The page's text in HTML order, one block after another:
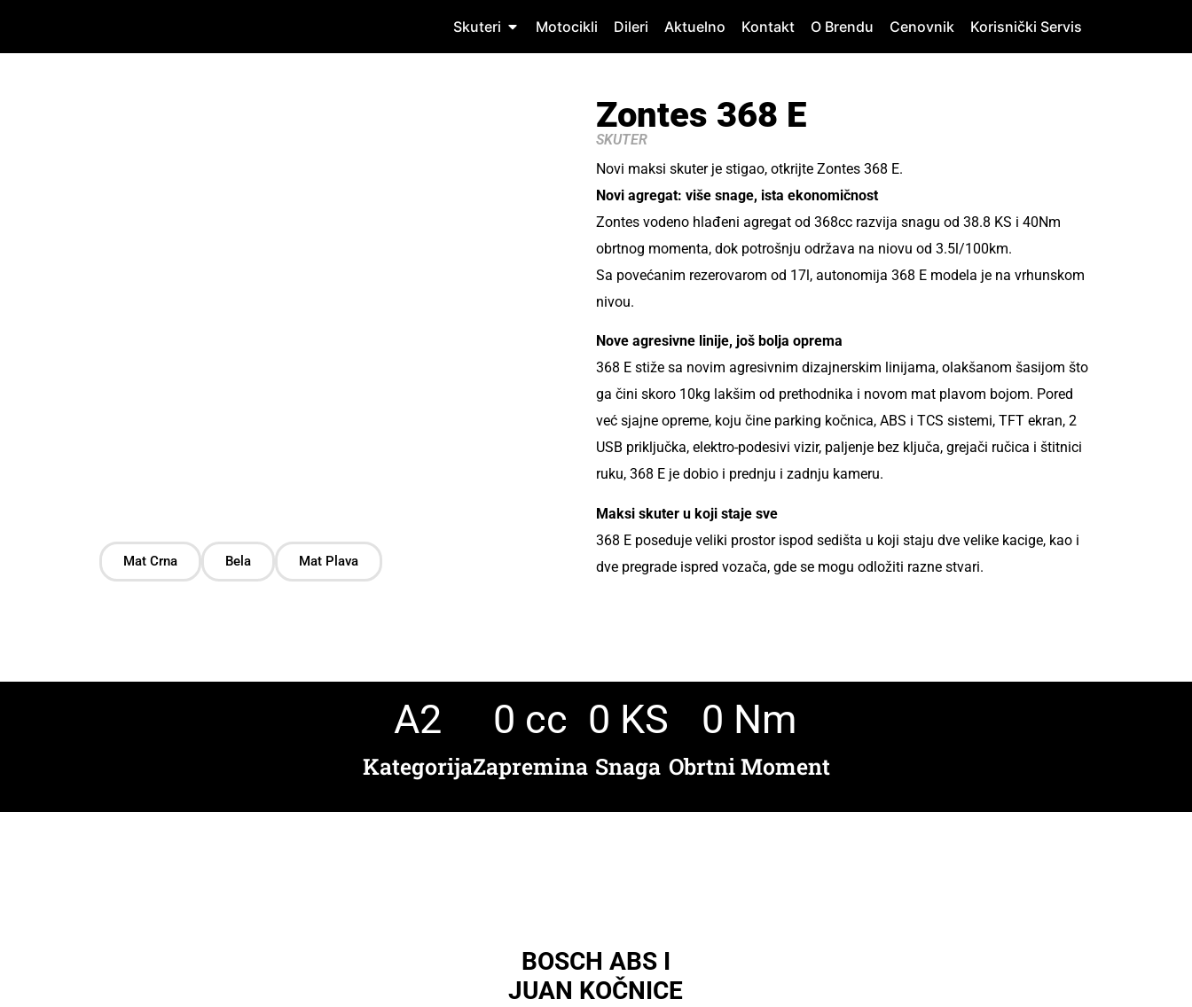
Skuteri Motocikli Dileri Aktuelno Kontakt O Brendu Cenovnik Korisnički Servis
Mat Crna Bela Mat Plava
Zontes 368 E
SKUTER
Novi maksi skuter je stigao, otkrijte Zontes 368 E.
Novi agregat: više snage, ista ekonomičnost
Zontes vodeno hlađeni agregat od 368cc razvija snagu od 38.8 KS i 40Nm
obrtnog momenta, dok potrošnju održava na niovu od 3.5l/100km.
Sa povećanim rezerovarom od 17l, autonomija 368 E modela je na vrhunskom
nivou.
Nove agresivne linije, još bolja oprema
368 E stiže sa novim agresivnim dizajnerskim linijama, olakšanom šasijom što
ga čini skoro 10kg lakšim od prethodnika i novom mat plavom bojom. Pored
već sjajne opreme, koju čine parking kočnica, ABS i TCS sistemi, TFT ekran, 2
USB priključka, elektro-podesivi vizir, paljenje bez ključa, grejači ručica i štitnici
ruku, 368 E je dobio i prednju i zadnju kameru.
Maksi skuter u koji staje sve
368 E poseduje veliki prostor ispod sedišta u koji staju dve velike kacige, kao i
dve pregrade ispred vozača, gde se mogu odložiti razne stvari.
Kategorija
A2
Zapremina
0 cc
Snaga
0 KS
Obrtni Moment
0 Nm
BOSCH ABS I
JUAN KOČNICE